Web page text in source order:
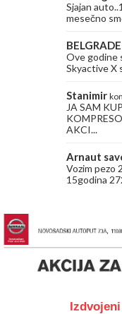
Sjajan
mesečno
BELGRADE
Ove godine
Skyactive X
Stanimir
JA SAM
AKCI...
Arnaut
Vozim pezo
15godina
Izdvojeni